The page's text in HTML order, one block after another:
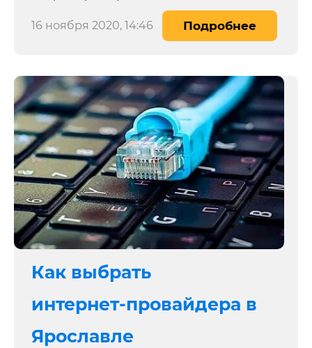
16 ноября 2020, 14:46 Подробнее
Как выбрать
интернет‑провайдера в
Ярославле